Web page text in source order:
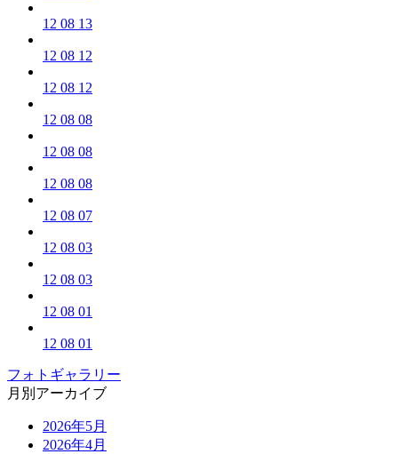
12 08 13
12 08 12
12 08 12
12 08 08
12 08 08
12 08 08
12 08 07
12 08 03
12 08 03
12 08 01
12 08 01
フォトギャラリー
月別アーカイブ
2026年5月
2026年4月